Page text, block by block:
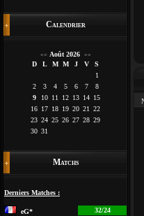
Calendrier
<< Août 2026 >>
D L M M J V
S
1
2
3 4 5 6 7
8
9
10 11 12 13 14 15
16 17 18 19 20 21
22
23 24 25 26 27 28 29
30 31
Matchs
Derniers Matches :
eG*
32/24